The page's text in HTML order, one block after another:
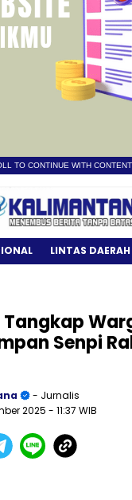
TO CONTINUE WITH CONTENT
LINTAS DAERAH
Tangkap
Senpi
- Jurnalis
2025 - 11:37 WIB